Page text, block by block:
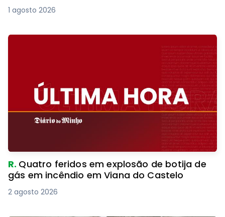
1 agosto 2026
R. Quatro feridos em explosão de botija de
gás em incêndio em Viana do Castelo
2 agosto 2026